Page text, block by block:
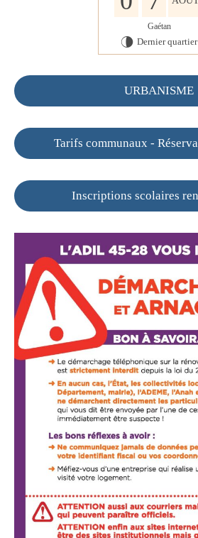
Gaétan
U Dernier quartier
URBANISME
Tarifs communaux -
Inscriptions scolaires